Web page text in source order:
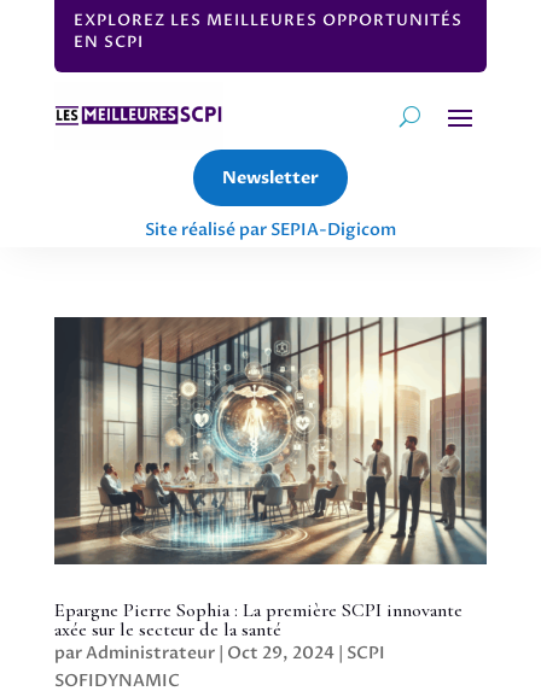
EXPLOREZ LES MEILLEURES OPPORTUNITÉS
EN SCPI
Newsletter
Site réalisé par SEPIA-Digicom
Epargne Pierre Sophia : La première SCPI innovante
axée sur le secteur de la santé
parAdministrateur| Oct 29, 2024| SCPI
SOFIDYNAMIC